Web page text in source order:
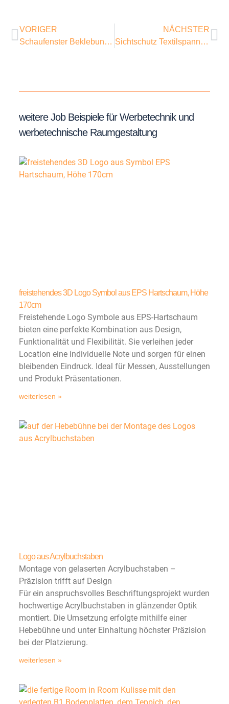
VORIGER
Schaufenster Beklebung Tina für Stage Entertainment
NÄCHSTER
Sichtschutz Textilspannrahmen
weitere Job Beispiele für Werbetechnik und
werbetechnische Raumgestaltung
freistehendes 3D Logo Symbol aus EPS Hartschaum, Höhe
170cm
Freistehende Logo Symbole aus EPS-Hartschaum
bieten eine perfekte Kombination aus Design,
Funktionalität und Flexibilität. Sie verleihen jeder
Location eine individuelle Note und sorgen für einen
bleibenden Eindruck. Ideal für Messen, Ausstellungen
und Produkt Präsentationen.
weiterlesen »
Logo aus Acrylbuchstaben
Montage von gelaserten Acrylbuchstaben –
Präzision trifft auf Design
Für ein anspruchsvolles Beschriftungsprojekt wurden
hochwertige Acrylbuchstaben in glänzender Optik
montiert. Die Umsetzung erfolgte mithilfe einer
Hebebühne und unter Einhaltung höchster Präzision
bei der Platzierung.
weiterlesen »